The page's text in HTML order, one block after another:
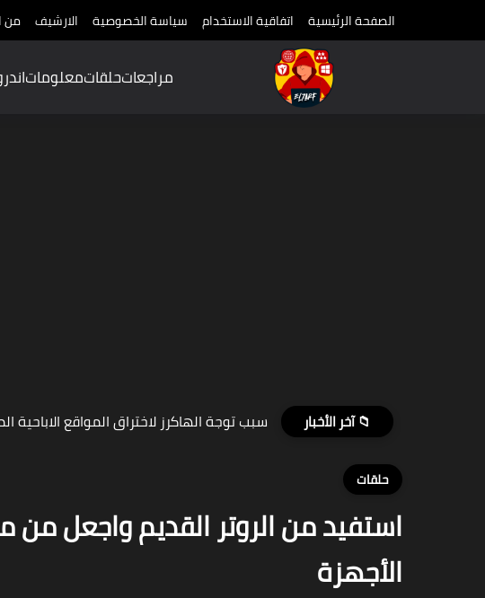
الصفحة الرئيسية اتفاقية الاستخدام سياسة الخصوصية الارشيف من
مراجعاتحلقاتمعلومات
📁 آخر الأخبار سبب توجة الهاكرز لاختراق المواقع الاباحية
حلقات
استفيد من الروتر القديم واجعل
الأجهزة